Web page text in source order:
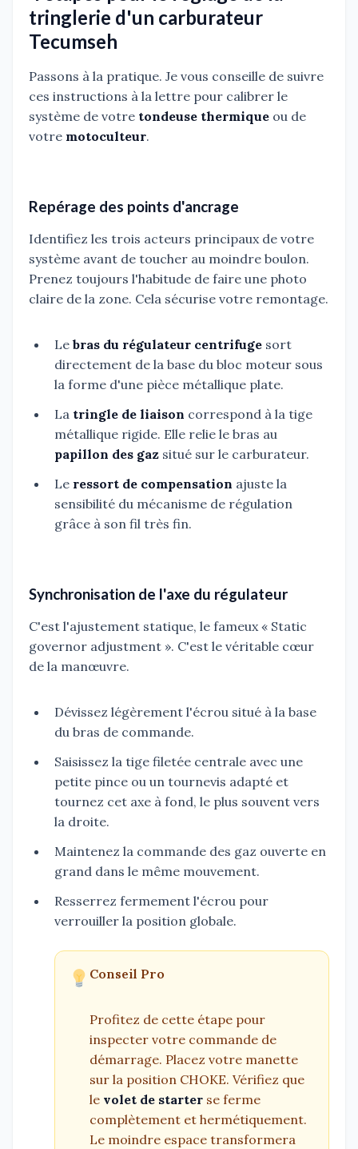
tringlerie d'un carburateur
Tecumseh
Passons à la pratique. Je vous conseille de suivre
ces instructions à la lettre pour calibrer le
système de votre tondeuse thermique ou de
votre motoculteur.
Repérage des points d'ancrage
Identifiez les trois acteurs principaux de votre
système avant de toucher au moindre boulon.
Prenez toujours l'habitude de faire une photo
claire de la zone. Cela sécurise votre remontage.
Le bras du régulateur centrifuge sort
directement de la base du bloc moteur sous
la forme d'une pièce métallique plate.
La tringle de liaison correspond à la tige
métallique rigide. Elle relie le bras au
papillon des gaz situé sur le carburateur.
Le ressort de compensation ajuste la
sensibilité du mécanisme de régulation
grâce à son fil très fin.
Synchronisation de l'axe du régulateur
C'est l'ajustement statique, le fameux « Static
governor adjustment ». C'est le véritable cœur
de la manœuvre.
Dévissez légèrement l'écrou situé à la base
du bras de commande.
Saisissez la tige filetée centrale avec une
petite pince ou un tournevis adapté et
tournez cet axe à fond, le plus souvent vers
la droite.
Maintenez la commande des gaz ouverte en
grand dans le même mouvement.
Resserrez fermement l'écrou pour
verrouiller la position globale.
Conseil Pro
Profitez de cette étape pour
inspecter votre commande de
démarrage. Placez votre manette
sur la position CHOKE. Vérifiez que
le volet de starter se ferme
complètement et hermétiquement.
Le moindre espace transformera